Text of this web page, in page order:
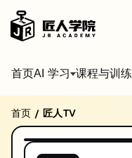
首页AI 学习 课程与训
澳洲Google大厂
澳洲Google大厂求职面试如
首页 / 匠人TV